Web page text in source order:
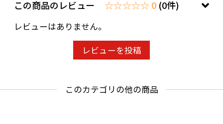
サイズ：幅7.3cm×高さ11.2cm
素材：奉書紙
本体ページ数：20枚
※こちらの商品は追跡番号なし・発送から到着
この商品のレビュー ☆☆☆☆☆ 0 (0件)
レビューはありません。
レビューを投稿
このカテゴリの他の商品